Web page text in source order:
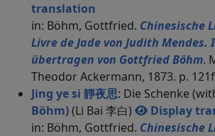
translation
in: Böhm, Gottfried. Chinesische
Livre de Jade von Judith Mendes.
übertragen von Gottfried Böhm.
Theodor Ackermann, 1873. p.
Jing ye si 靜夜思: Die Schenke
Böhm)(Li Bai 李白)
Display
in: Böhm, Gottfried. Chinesische